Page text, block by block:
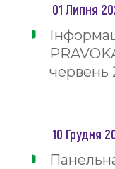
01 Липня
червень
10 Грудня